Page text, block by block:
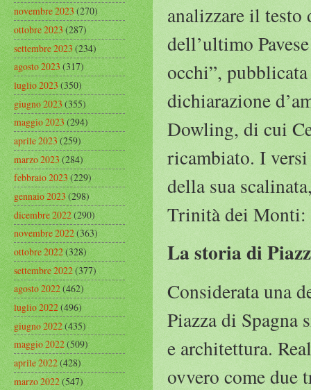
analizzare il testo
dell’ultimo
occhi”,
dichiarazione
Dowling, di cui
ricambiato. I versi
della sua
Trinità dei Monti:
La storia di
Considerata una
Piazza di Spagna
e architettura.
ovvero come due
novembre 2023(270)
ottobre 2023(287)
settembre 2023(234)
agosto 2023(317)
luglio 2023(350)
giugno 2023(355)
maggio 2023(294)
aprile 2023(259)
marzo 2023(284)
febbraio 2023(229)
gennaio 2023(298)
dicembre 2022(290)
novembre 2022(363)
ottobre 2022(328)
settembre 2022(377)
agosto 2022(462)
luglio 2022(496)
giugno 2022(435)
maggio 2022(509)
aprile 2022(428)
marzo 2022(547)